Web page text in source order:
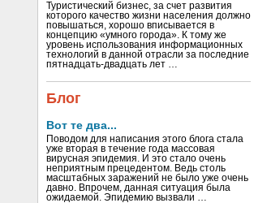
Туристический бизнес, за счет развития
которого качество жизни населения должно
повышаться, хорошо вписывается в
концепцию «умного города». К тому же
уровень использования информационных
технологий в данной отрасли за последние
пятнадцать-двадцать лет …
Блог
Вот те два...
Поводом для написания этого блога стала
уже вторая в течение года массовая
вирусная эпидемия. И это стало очень
неприятным прецедентом. Ведь столь
масштабных заражений не было уже очень
давно. Впрочем, данная ситуация была
ожидаемой. Эпидемию вызвали …